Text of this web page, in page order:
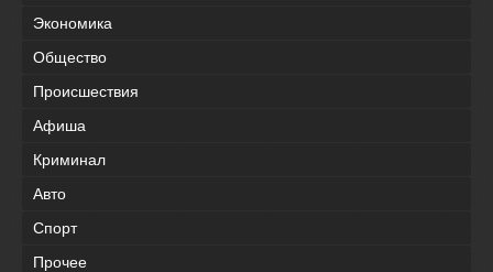
Экономика
Общество
Происшествия
Афиша
Криминал
Авто
Спорт
Прочее